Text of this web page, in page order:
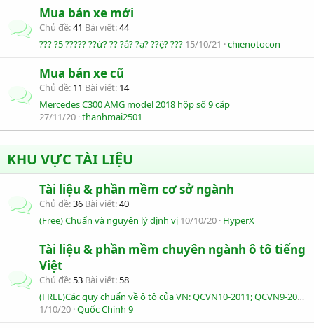
Mua bán xe mới
Chủ đề 41 Bài viết 44
??? ?5 ???́?? ??ứ? ?? ?ắ? ?ạ? ??ệ? ??? 15/10/21 chienotocon
Mua bán xe cũ
Chủ đề 11 Bài viết 14
Mercedes C300 AMG model 2018 hộp số 9 cấp
27/11/20 thanhmai2501
KHU VỰC TÀI LIỆU
Tài liệu & phần mềm cơ sở ngành
Chủ đề 36 Bài viết 40
(Free) Chuẩn và nguyên lý định vị 10/10/20 HyperX
Tài liệu & phần mềm chuyên ngành ô tô tiếng
Việt
Chủ đề 53 Bài viết 58
(FREE)Các quy chuẩn về ô tô của VN: QCVN10-2011; QCVN9-2015; THÔNG TƯ 70; THÔNG TƯ 42- 2014
1/10/20 Quốc Chính 9